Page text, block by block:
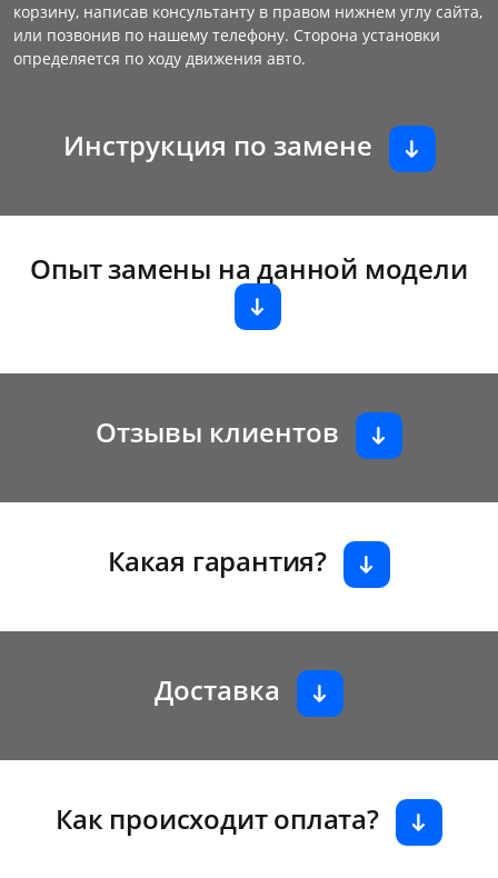
корзину, написав консультанту в правом нижнем углу сайта,
или позвонив по нашему телефону. Сторона установки
определяется по ходу движения авто.
Инструкция по замене
Опыт замены на данной модели
Отзывы клиентов
Какая гарантия?
Доставка
Как происходит оплата?